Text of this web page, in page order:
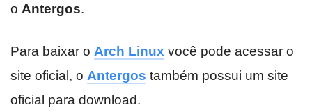
o Antergos.
Para baixar o Arch Linux você pode acessar o
site oficial, o Antergos também possui um site
oficial para download.